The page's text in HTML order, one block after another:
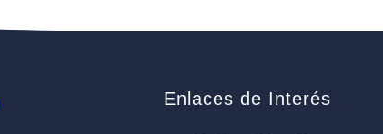
Enlaces de Interés